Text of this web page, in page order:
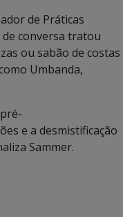
de Práticas
de conversa tratou
ou sabão de costas
Umbanda,
e a desmistificação
Sammer.